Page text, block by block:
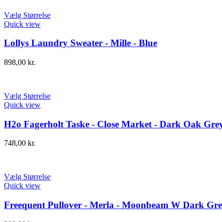
Vælg Størrelse
Quick view
Lollys Laundry Sweater - Mille - Blue
898,00 kr.
Vælg Størrelse
Quick view
H2o Fagerholt Taske - Close Market - Dark Oak
748,00 kr.
Vælg Størrelse
Quick view
Freequent Pullover - Merla - Moonbeam W Dark